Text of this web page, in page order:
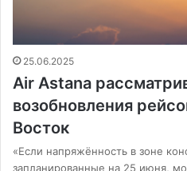
25.06.2025
Air Astana
возобновления
Восток
«Если напряжённость в зоне
запланированные на 25 июня,